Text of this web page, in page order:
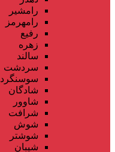
رامشیر
رامهرمز
رفیع
زهره
سالند
سردشت
سوسنگرد
شادگان
شاوور
شرافت
شوش
شوشتر
شیبان